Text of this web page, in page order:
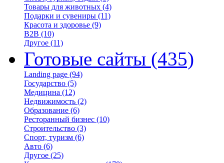
Товары для животных (4)
Подарки и сувениры (11)
Красота и здоровье (9)
B2B (10)
Другое (11)
Готовые сайты (435)
Landing page (94)
Государство (5)
Медицина (12)
Недвижимость (2)
Образование (6)
Ресторанный бизнес (10)
Строительство (3)
Спорт, туризм (6)
Авто (6)
Другое (25)